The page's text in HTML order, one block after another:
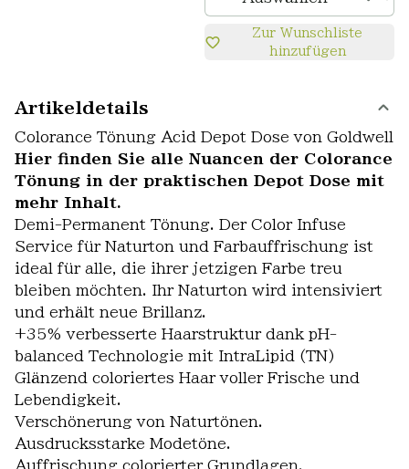
Zur Wunschliste
hinzufügen
Artikeldetails
Colorance Tönung Acid Depot Dose von Goldwell
Hier finden Sie alle Nuancen der Colorance
Tönung in der praktischen Depot Dose mit
mehr Inhalt.
Demi-Permanent Tönung. Der Color Infuse
Service für Naturton und Farbauffrischung ist
ideal für alle, die ihrer jetzigen Farbe treu
bleiben möchten. Ihr Naturton wird intensiviert
und erhält neue Brillanz.
+35% verbesserte Haarstruktur dank pH-
balanced Technologie mit IntraLipid (TN)
Glänzend coloriertes Haar voller Frische und
Lebendigkeit.
Verschönerung von Naturtönen.
Ausdrucksstarke Modetöne.
Auffrischung colorierter Grundlagen.